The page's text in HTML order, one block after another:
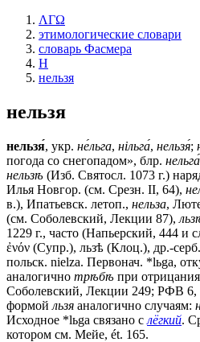
ΛΓΩ
этимологические словари
словарь Фасмера
Н
нельзя
нельзя
нельзя́, укр. не́льга, нiльга́, нельзя́;
погода со снегопадом», блр. нельга́
нельзѣ (Изб. Святосл. 1073 г.)
Илья Новгор. (см. Срезн. II, 64),
в.), Ипатьевск. летоп., нельза,
(см. Соболевский, Лекции 87),
1229 г., часто (Напьерский, 444 и
ἐνόν (Супр.), льзѣ (Клоц.), др.-серб.
польск. nielza. Первонач. *lьgа,
аналогично трѣбѣ при
Соболевский, Лекции 249; РФВ 6,
формой льзя аналогично случаям:
Исходное *lьga связано с лёгкий.
котором см. Мейе, ét. 165.